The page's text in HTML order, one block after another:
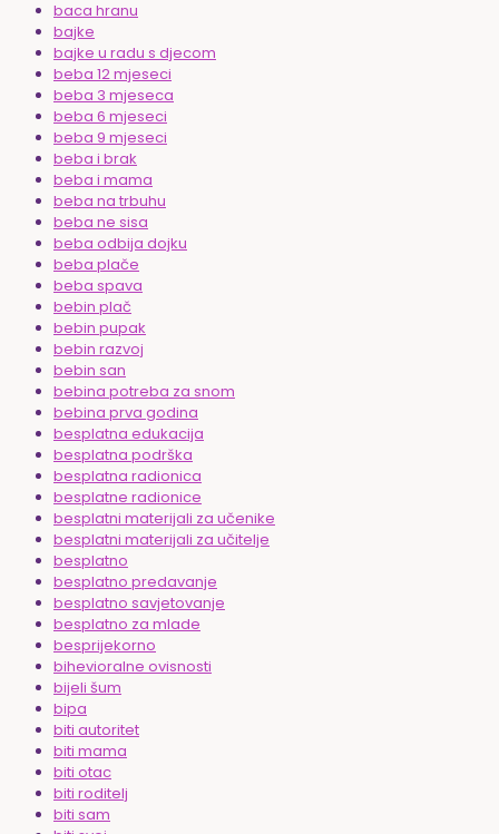
baca hranu
bajke
bajke u radu s djecom
beba 12 mjeseci
beba 3 mjeseca
beba 6 mjeseci
beba 9 mjeseci
beba i brak
beba i mama
beba na trbuhu
beba ne sisa
beba odbija dojku
beba plače
beba spava
bebin plač
bebin pupak
bebin razvoj
bebin san
bebina potreba za snom
bebina prva godina
besplatna edukacija
besplatna podrška
besplatna radionica
besplatne radionice
besplatni materijali za učenike
besplatni materijali za učitelje
besplatno
besplatno predavanje
besplatno savjetovanje
besplatno za mlade
besprijekorno
bihevioralne ovisnosti
bijeli šum
bipa
biti autoritet
biti mama
biti otac
biti roditelj
biti sam